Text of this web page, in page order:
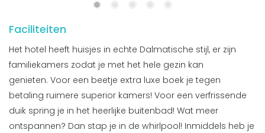
Faciliteiten
Het hotel heeft huisjes in echte Dalmatische stijl, er zijn
familiekamers zodat je met het hele gezin kan
genieten. Voor een beetje extra luxe boek je tegen
betaling ruimere superior kamers! Voor een verfrissende
duik spring je in het heerlijke buitenbad! Wat meer
ontspannen? Dan stap je in de whirlpool! Inmiddels heb je